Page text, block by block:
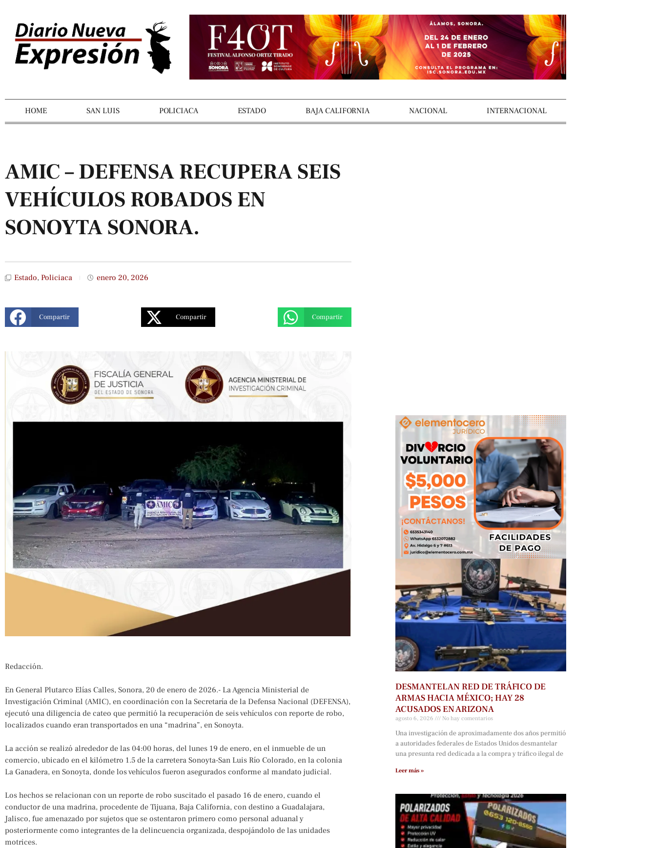
HOME SAN LUIS POLICIACA ESTADO BAJA CALIFORNIA NACIONAL INTERNACIONAL
AMIC – DEFENSA RECUPERA SEIS
VEHÍCULOS ROBADOS EN
SONOYTA SONORA.
Estado, Policiaca enero 20, 2026
Compartir Compartir Compartir
Redacción.
En General Plutarco Elías Calles, Sonora, 20 de enero de 2026.- La Agencia Ministerial de
Investigación Criminal (AMIC), en coordinación con la Secretaría de la Defensa Nacional (DEFENSA),
ejecutó una diligencia de cateo que permitió la recuperación de seis vehículos con reporte de robo,
localizados cuando eran transportados en una “madrina”, en Sonoyta.
La acción se realizó alrededor de las 04:00 horas, del lunes 19 de enero, en el inmueble de un
comercio, ubicado en el kilómetro 1.5 de la carretera Sonoyta-San Luis Río Colorado, en la colonia
La Ganadera, en Sonoyta, donde los vehículos fueron asegurados conforme al mandato judicial.
Los hechos se relacionan con un reporte de robo suscitado el pasado 16 de enero, cuando el
conductor de una madrina, procedente de Tijuana, Baja California, con destino a Guadalajara,
Jalisco, fue amenazado por sujetos que se ostentaron primero como personal aduanal y
posteriormente como integrantes de la delincuencia organizada, despojándolo de las unidades
motrices.
DESMANTELAN RED DE TRÁFICO DE
ARMAS HACIA MÉXICO; HAY 28
ACUSADOS EN ARIZONA
agosto 6, 2026 No hay comentarios
Una investigación de aproximadamente dos años permitió
a autoridades federales de Estados Unidos desmantelar
una presunta red dedicada a la compra y tráfico ilegal de
Leer más »